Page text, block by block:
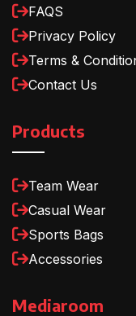
FAQS
Privacy Policy
Terms &
Contact Us
Products
Team Wear
Casual Wear
Sports Bags
Accessories
Mediaroom